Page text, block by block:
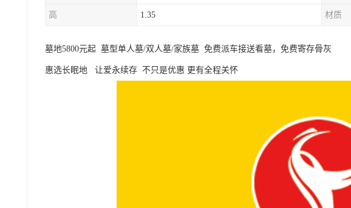
高 1.35 材质
墓地5800元起 墓型单人墓/双人墓/家族墓 免费派车接送看墓，免费寄存骨灰
惠选长眠地 让爱永续存 不只是优惠 更有全程关怀